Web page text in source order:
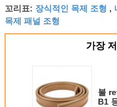
꼬리표: 장식적인 목제 조형 ,
목제 패널 조형
가장
불
B1